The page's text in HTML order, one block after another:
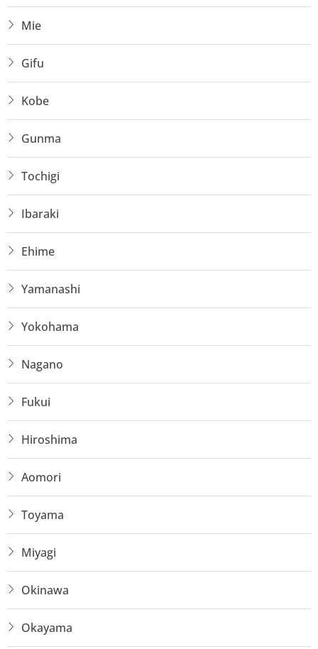
Mie
Gifu
Kobe
Gunma
Tochigi
Ibaraki
Ehime
Yamanashi
Yokohama
Nagano
Fukui
Hiroshima
Aomori
Toyama
Miyagi
Okinawa
Okayama